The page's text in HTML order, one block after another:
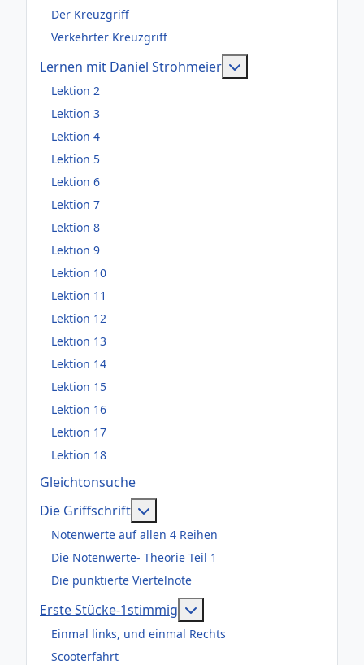
Der Kreuzgriff
Verkehrter Kreuzgriff
Lernen mit Daniel Strohmeier
Lektion 2
Lektion 3
Lektion 4
Lektion 5
Lektion 6
Lektion 7
Lektion 8
Lektion 9
Lektion 10
Lektion 11
Lektion 12
Lektion 13
Lektion 14
Lektion 15
Lektion 16
Lektion 17
Lektion 18
Gleichtonsuche
Die Griffschrift
Notenwerte auf allen 4 Reihen
Die Notenwerte- Theorie Teil 1
Die punktierte Viertelnote
Erste Stücke-1stimmig
Einmal links, und einmal Rechts
Scooterfahrt